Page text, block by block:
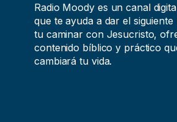
Radio Moody es un canal
que te ayuda a dar el siguiente
tu caminar con Jesucristo,
contenido bíblico y práctico
cambiará tu vida.